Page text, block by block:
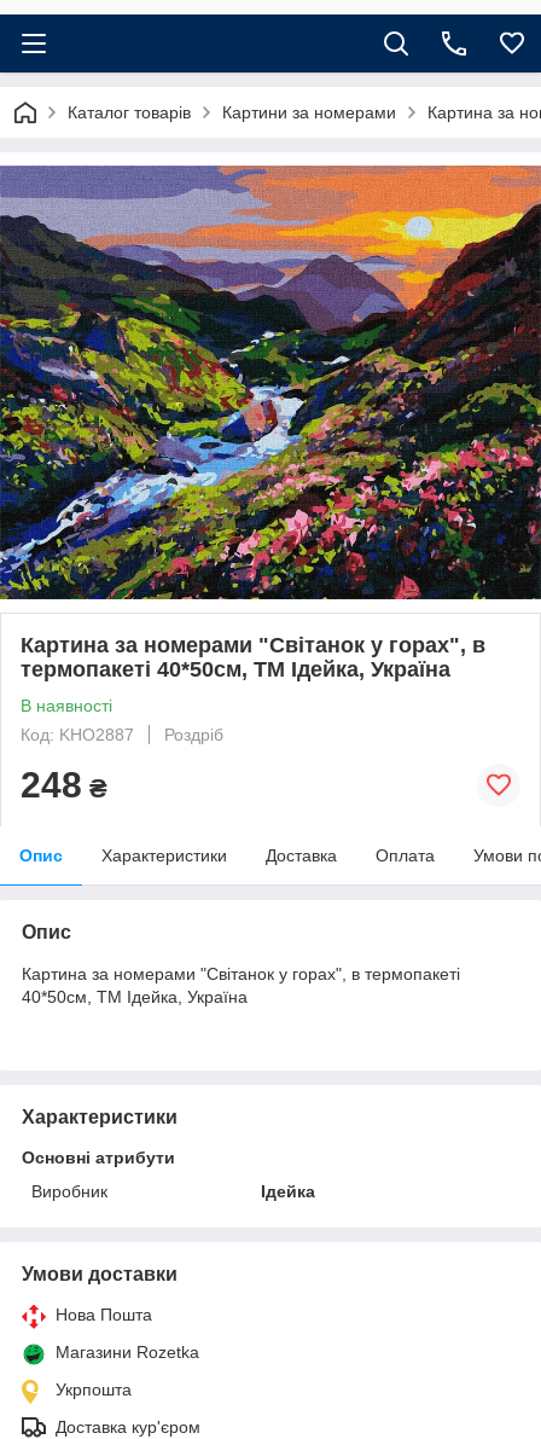
Каталог товарів Картини за номерами Картина за
Картина за номерами "Світанок у горах", в
термопакеті 40*50см, ТМ Ідейка, Україна
В наявності
Код: KHO2887
Роздріб
248 ₴
Опис Характеристики Доставка Оплата Умови
Опис
Картина за номерами "Світанок у горах", в термопакеті
40*50см, ТМ Ідейка, Україна
Характеристики
Основні атрибути
Виробник
Ідейка
Умови доставки
Нова Пошта
Магазини Rozetka
Укрпошта
Доставка кур'єром